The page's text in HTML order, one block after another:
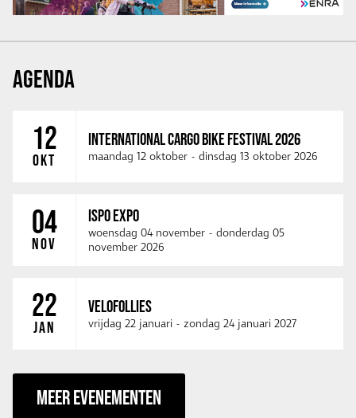
AGENDA
12
OKT
INTERNATIONAL CARGO BIKE FESTIVAL 2026
maandag 12 oktober - dinsdag 13 oktober 2026
04
NOV
ISPO EXPO
woensdag 04 november - donderdag 05
november 2026
22
JAN
VELOFOLLIES
vrijdag 22 januari - zondag 24 januari 2027
MEER EVENEMENTEN